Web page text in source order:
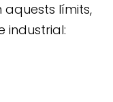
aquests límits,
industrial: